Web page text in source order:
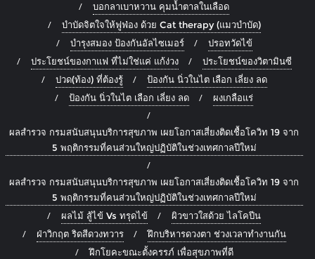
บอกลาเบาหวาน คุมน้ำตาลในเลือด
บำบัดจิตใจให้ฟูฟ่อง ด้วย Cat therapy (แมวบำบัด)
บำรุงสมอง ป้องกันอัลไซเมอร์
ปรอทวัดไข้
ประโยชน์ของกาแฟ ที่ไม่ใช่แค่ แก้ง่วง
ประโยชน์ของวิตามินซี
ปวด(ท้อง) ที่ต้องรู้
ป้องกัน นิ่วในไต เลือก เลี่ยง ลด
ป้องกัน นิ่วในไต เลือก เลี่ยง ลด
ผงเกลือแร่
ผลสำรวจ กรมสนับสนุนบริการสุขภาพ เผยโอกาสเสี่ยงติดเชื้อโควิท 19 จาก
5 พฤติกรรมที่คนส่วนใหญ่ปฏิบัติในช่วงเทศกาลปีใหม่
ผลสำรวจ กรมสนับสนุนบริการสุขภาพ เผยโอกาสเสี่ยงติดเชื้อโควิท 19 จาก
5 พฤติกรรมที่คนส่วนใหญ่ปฏิบัติในช่วงเทศกาลปีใหม่
ผลไม้ สู้ไข้ Vs ทรุดไข้
ผิวขาวใสด้วย ไลโคปีน
ฝ่าวิกฤต ริดสีดวงทวาร
ฝึกบริหารดวงตา ช่วงเวลาทำงานกัน
ฝึกโยคะขณะตั้งครรภ์ เพื่อสุขภาพที่ดี